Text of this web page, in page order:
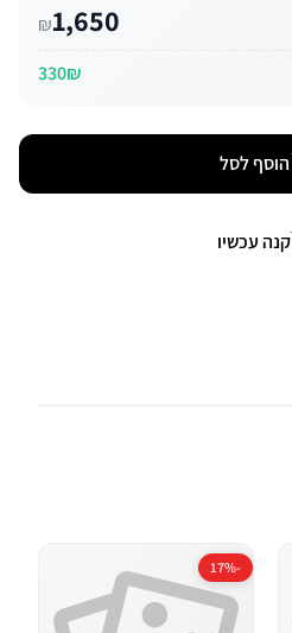
1,650
₪
330₪
הוסף לסל
קנה עכשיו
-17%